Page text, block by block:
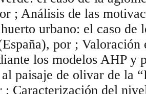
; Análisis de las
urbano: el caso de
por ; Valoración
los modelos AHP y
paisaje de olivar de la
; Caracterización del